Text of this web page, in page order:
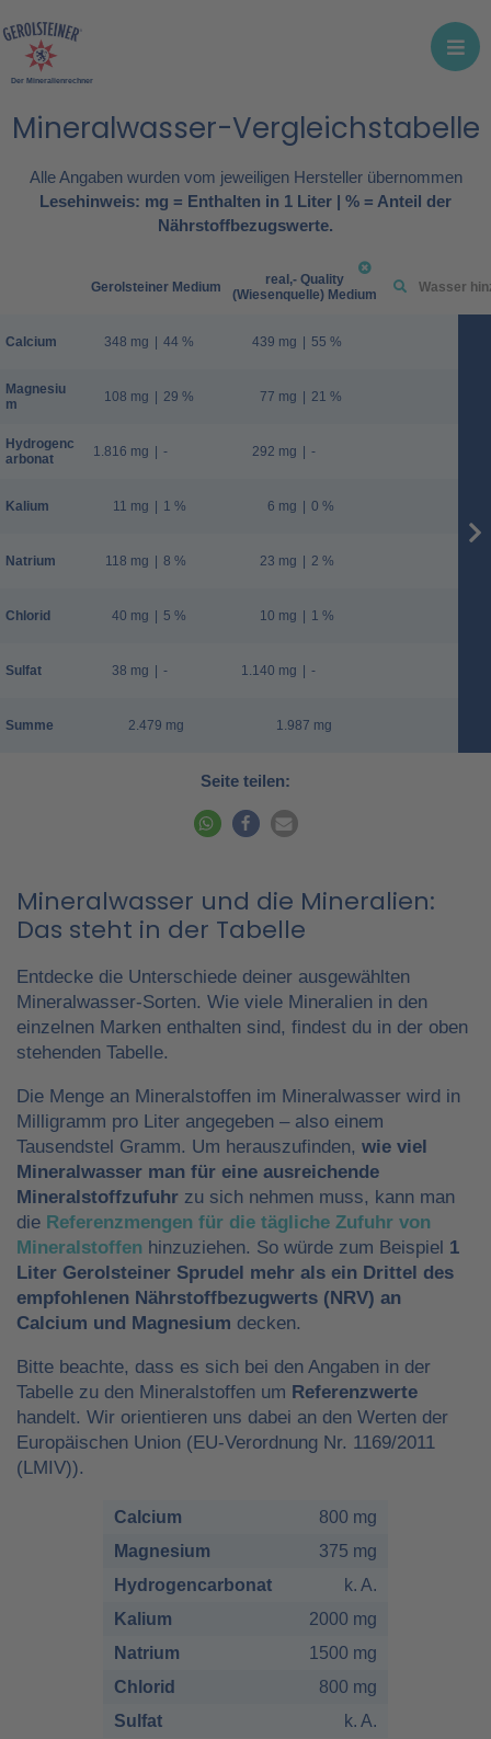
Der Mineralienrechner
Mineralwasser-Vergleichstabelle
Alle Angaben wurden vom jeweiligen Hersteller übernommen
Lesehinweis: mg = Enthalten in 1 Liter | % = Anteil der
Nährstoffbezugswerte.
Calcium
Magnesiu
m
Hydrogenc
arbonat
Kalium
Natrium
Chlorid
Sulfat
Summe
Gerolsteiner Medium
348 mg | 44 %
108 mg | 29 %
1.816 mg | -
11 mg | 1 %
118 mg | 8 %
40 mg | 5 %
38 mg | -
2.479 mg
real,- Quality
(Wiesenquelle) Medium
439 mg | 55 %
77 mg | 21 %
292 mg | -
6 mg | 0 %
23 mg | 2 %
10 mg | 1 %
1.140 mg | -
1.987 mg
Seite teilen:
Mineralwasser und die Mineralien:
Das steht in der Tabelle
Entdecke die Unterschiede deiner ausgewählten
Mineralwasser-Sorten. Wie viele Mineralien in den
einzelnen Marken enthalten sind, findest du in der oben
stehenden Tabelle.
Die Menge an Mineralstoffen im Mineralwasser wird in
Milligramm pro Liter angegeben – also einem
Tausendstel Gramm. Um herauszufinden, wie viel
Mineralwasser man für eine ausreichende
Mineralstoffzufuhr zu sich nehmen muss, kann man
die Referenzmengen für die tägliche Zufuhr von
Mineralstoffen hinzuziehen. So würde zum Beispiel 1
Liter Gerolsteiner Sprudel mehr als ein Drittel des
empfohlenen Nährstoffbezugwerts (NRV) an
Calcium und Magnesium decken.
Bitte beachte, dass es sich bei den Angaben in der
Tabelle zu den Mineralstoffen um Referenzwerte
handelt. Wir orientieren uns dabei an den Werten der
Europäischen Union (EU-Verordnung Nr. 1169/2011
(LMIV)).
Calcium
800 mg
Magnesium
375 mg
Hydrogencarbonat
k. A.
Kalium
2000 mg
Natrium
1500 mg
Chlorid
800 mg
Sulfat
k. A.